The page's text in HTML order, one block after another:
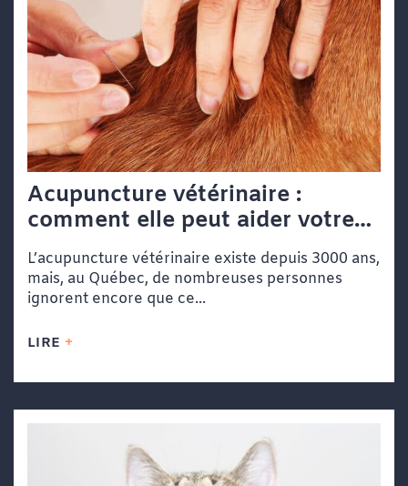
Acupuncture vétérinaire :
comment elle peut aider votre
chien ou votre chat
L’acupuncture vétérinaire existe depuis 3000 ans,
mais, au Québec, de nombreuses personnes
ignorent encore que ce...
LIRE